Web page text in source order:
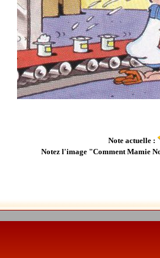
Note actuelle :
Notez l'image "Comment Mamie